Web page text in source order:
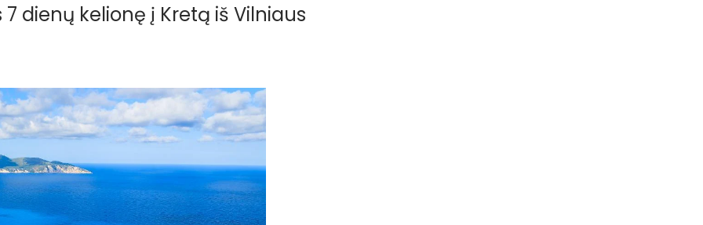
dienų kelionę į Kretą iš Vilniaus